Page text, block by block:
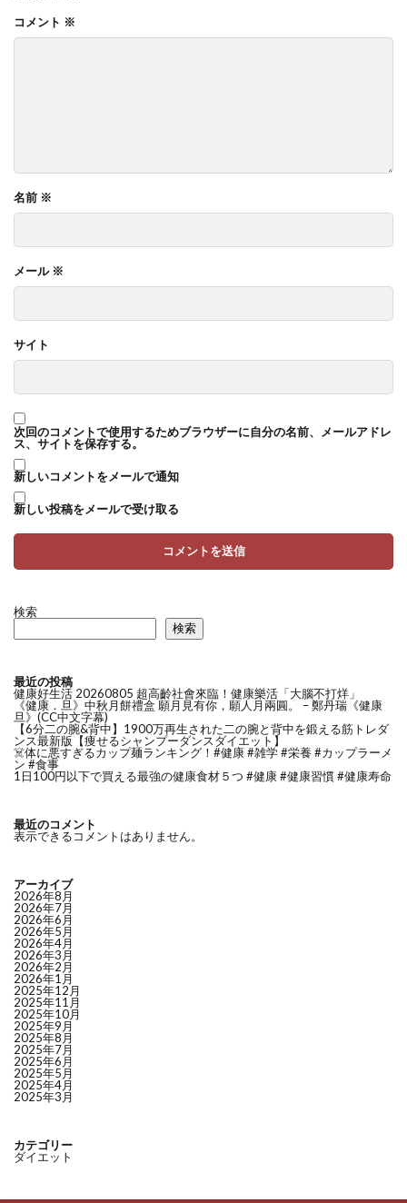
コメント ※
名前 ※
メール ※
サイト
次回のコメントで使用するためブラウザーに自分の名前、メールアドレ
ス、サイトを保存する。
新しいコメントをメールで通知
新しい投稿をメールで受け取る
検索
検索
最近の投稿
健康好生活 20260805 超高齡社會來臨！健康樂活「大腦不打烊」
《健康．旦》中秋月餅禮盒 願月見有你，願人月兩圓。 – 鄭丹瑞《健康
旦》(CC中文字幕)
【6分二の腕&背中】1900万再生された二の腕と背中を鍛える筋トレダ
ンス最新版【痩せるシャンプーダンスダイエット】
☠️体に悪すぎるカップ麺ランキング！#健康 #雑学 #栄養 #カップラーメ
ン #食事
1日100円以下で買える最強の健康食材５つ #健康 #健康習慣 #健康寿命
最近のコメント
表示できるコメントはありません。
アーカイブ
2026年8月
2026年7月
2026年6月
2026年5月
2026年4月
2026年3月
2026年2月
2026年1月
2025年12月
2025年11月
2025年10月
2025年9月
2025年8月
2025年7月
2025年6月
2025年5月
2025年4月
2025年3月
カテゴリー
ダイエット